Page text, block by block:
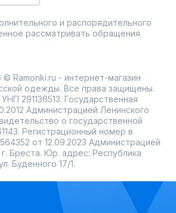
и распорядительного
рассматривать обращения
© Ramonki.ru - интернет-магазин
одежды. Все права защищены.
291136513. Государственная
Администрацией Ленинского
о государственной
Регистрационный номер в
от 12.09.2023 Администрацией
Бреста. Юр. адрес: Республика
Буденного 17/1.